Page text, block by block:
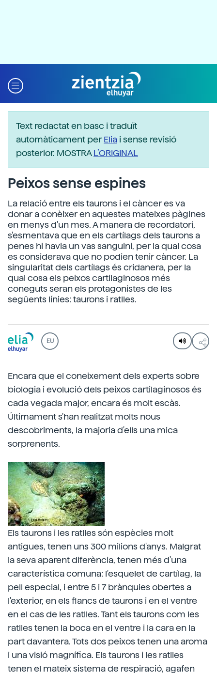
Text redactat en basc i traduït
automàticament perElia i sense revisió
posterior. MOSTRAL’ORIGINAL
Peixos sense espines
La relació entre els taurons i el càncer es va
donar a conèixer en aquestes mateixes pàgines
en menys d'un mes. A manera de recordatori,
s'esmentava que en els cartílags dels taurons a
penes hi havia un vas sanguini, per la qual cosa
es considerava que no podien tenir càncer. La
singularitat dels cartílags és cridanera, per la
qual cosa els peixos cartilaginosos més
coneguts seran els protagonistes de les
següents línies: taurons i ratlles.
EU
Encara que el coneixement dels experts sobre
biologia i evolució dels peixos cartilaginosos és
cada vegada major, encara és molt escàs.
Últimament s'han realitzat molts nous
descobriments, la majoria d'ells una mica
sorprenents.
Els taurons i les ratlles són espècies molt
antigues, tenen uns 300 milions d'anys. Malgrat
la seva aparent diferència, tenen més d'una
característica comuna: l'esquelet de cartílag, la
pell especial, i entre 5 i 7 brànquies obertes a
l'exterior, en els flancs de taurons i en el ventre
en el cas de les ratlles. Tant els taurons com les
ratlles tenen la boca en el ventre i la cara en la
part davantera. Tots dos peixos tenen una aroma
i una visió magnífica. Els taurons i les ratlles
tenen el mateix sistema de respiració, agafen